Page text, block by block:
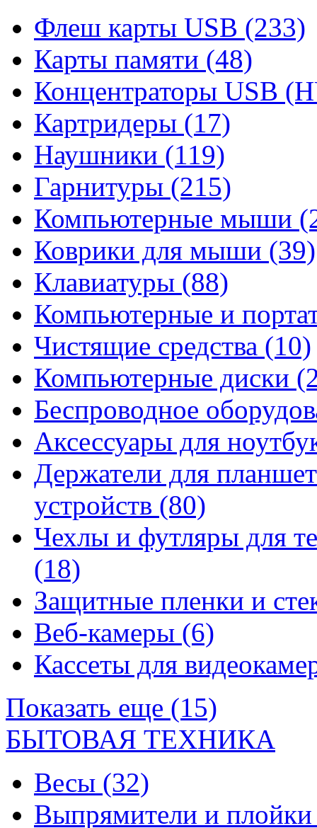
Флеш карты USB (233)
Карты памяти (48)
Концентраторы USB
Картридеры (17)
Наушники (119)
Гарнитуры (215)
Компьютерные мыши
Коврики для мыши (39)
Клавиатуры (88)
Компьютерные и
Чистящие средства (10)
Компьютерные диски
Беспроводное
Аксессуары для
Держатели для
устройств (80)
Чехлы и футляры для
(18)
Защитные пленки и
Веб-камеры (6)
Кассеты для
Показать еще (15)
БЫТОВАЯ ТЕХНИКА
Весы (32)
Выпрямители и